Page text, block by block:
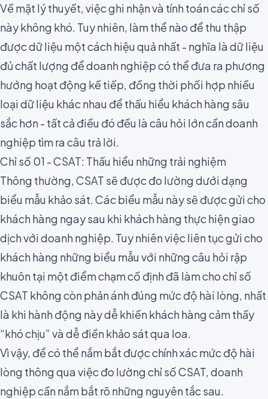
Về mặt lý thuyết, việc ghi nhận và tính toán các chỉ số
này không khó. Tuy nhiên, làm thể nào để thu thập
được dữ liệu một cách hiệu quả nhất - nghĩa là dữ liệu
đủ chất lượng để doanh nghiệp có thể đưa ra phương
hướng hoạt động kế tiếp, đồng thời phối hợp nhiều
loại dữ liệu khác nhau để thấu hiểu khách hàng sâu
sắc hơn - tất cả điều đó đều là câu hỏi lớn cần doanh
nghiệp tìm ra câu trả lời.
Chỉ số 01 - CSAT: Thấu hiểu những trải nghiệm
Thông thường, CSAT sẽ được đo lường dưới dạng
biểu mẫu khảo sát. Các biểu mẫu này sẽ được gửi cho
khách hàng ngay sau khi khách hàng thực hiện giao
dịch với doanh nghiệp. Tuy nhiên việc liên tục gửi cho
khách hàng những biểu mẫu với những câu hỏi rập
khuôn tại một điểm chạm cố định đã làm cho chỉ số
CSAT không còn phản ánh đúng mức độ hài lòng, nhất
là khi hành động này dễ khiến khách hàng cảm thấy
“khó chịu” và dễ điền khảo sát qua loa.
Vì vậy, để có thể nắm bắt được chính xác mức độ hài
lòng thông qua việc đo lường chỉ số CSAT, doanh
nghiệp cần nắm bắt rõ những nguyên tắc sau.